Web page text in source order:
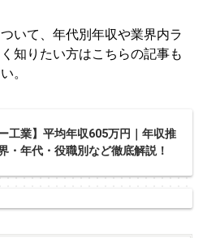
いて、年代別年収や業界内ラ
知りたい方はこちらの記事も
。
ー工業】平均年収605万円｜年収推
・年代・役職別など徹底解説！